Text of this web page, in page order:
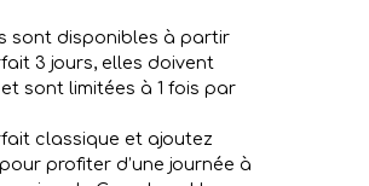
sont disponibles à partir
3 jours, elles doivent
sont limitées à 1 fois par
classique et ajoutez
profiter d’une journée à